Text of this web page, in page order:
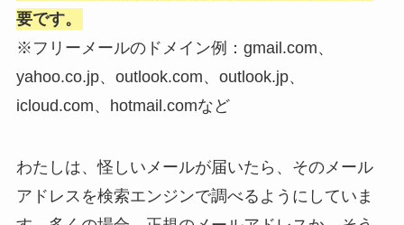
要です。
※フリーメールのドメイン例：gmail.com、
yahoo.co.jp、outlook.com、outlook.jp、
icloud.com、hotmail.comなど
わたしは、怪しいメールが届いたら、そのメール
アドレスを検索エンジンで調べるようにしていま